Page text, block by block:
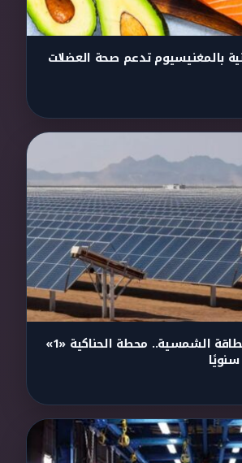
بالمغنيسيوم تدعم صحة العضلات
1100 ميجاواط من الطاقة الشمسية.. محطة الحناكية «1»